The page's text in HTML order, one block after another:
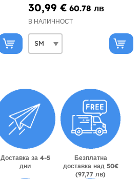
30,99 € 60.78 лв
В НАЛИЧНОСТ
Доставка за 4-5
дни
Безплатна
доставка над 50€
(97,77 лв)